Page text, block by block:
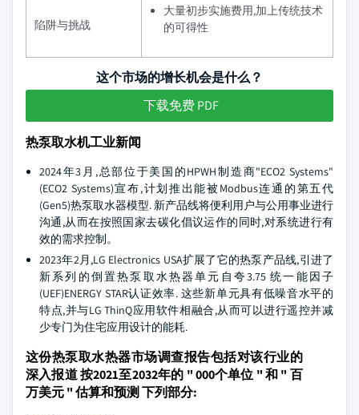
陷阱与挑战
大量初步实施费用,加上传统技术
的可得性
这个市场的增长机会是什么？
下载免费 PDF
热泵取水机工业新闻
2024年3月,总部位于美国的HPWH制造商"ECO2 Systems"
(ECO2 Systems)宣布,计划推出能被Modbus连通的第五代
(Gen5)热泵取水器模型. 新产品线将便利用户与公用事业进行
沟通,从而在按照国家去碳化倡议运作的同时,对系统进行有
效的需求控制。
2023年2月,LG Electronics USA扩展了它的热泵产品线,引进了
新系列的倒置热泵取水热器单元自夸3.75 统一能因子
(UEF)ENERGY STAR认证效率. 这些新单元具有低噪音水平的
特点,并与LG ThinQ应用软件相融合,从而可以进行遥控并减
少专门为住宅应用设计的能耗.
这份热泵取水热器市场调查报告包括对该行业的
深入报道 按2021至2032年的 " 000个单位 " 和 " 百
万美元 " 估算和预测 下列部分: